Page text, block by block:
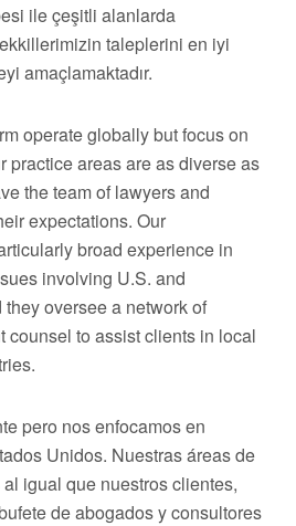
ile çeşitli alanlarda
taleplerini en iyi
amaçlamaktadır.
operate globally but focus on
practice areas are as diverse as
the team of lawyers and
expectations. Our
broad experience in
involving U.S. and
oversee a network of
counsel to assist clients in local
pero nos enfocamos en
Unidos. Nuestras áreas de
igual que nuestros clientes,
de abogados y consultores